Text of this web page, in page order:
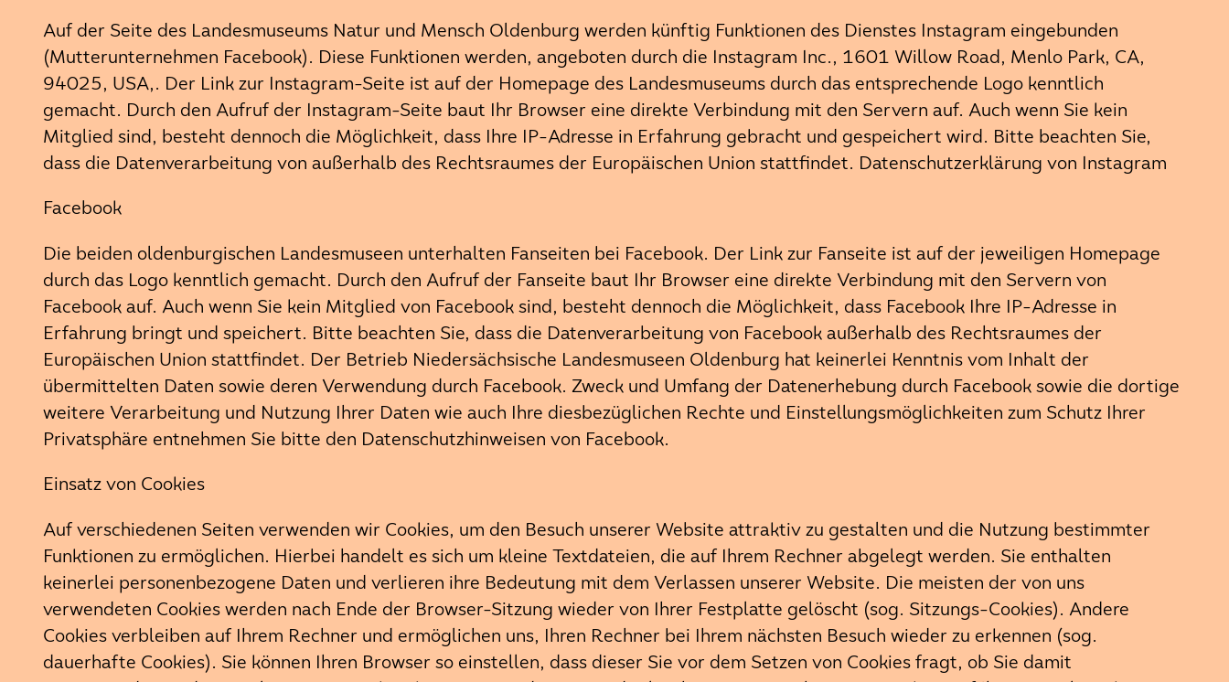
Auf der Seite des Landesmuseums Natur und Mensch Oldenburg werden künftig Funktionen des Dienstes Instagram eingebunden
(Mutterunternehmen Facebook). Diese Funktionen werden, angeboten durch die Instagram Inc., 1601 Willow Road, Menlo Park, CA,
94025, USA,. Der Link zur Instagram-Seite ist auf der Homepage des Landesmuseums durch das entsprechende Logo kenntlich
gemacht. Durch den Aufruf der Instagram-Seite baut Ihr Browser eine direkte Verbindung mit den Servern auf. Auch wenn Sie kein
Mitglied sind, besteht dennoch die Möglichkeit, dass Ihre IP-Adresse in Erfahrung gebracht und gespeichert wird. Bitte beachten Sie,
dass die Datenverarbeitung von außerhalb des Rechtsraumes der Europäischen Union stattfindet. Datenschutzerklärung von Instagram
Facebook
Die beiden oldenburgischen Landesmuseen unterhalten Fanseiten bei Facebook. Der Link zur Fanseite ist auf der jeweiligen Homepage
durch das Logo kenntlich gemacht. Durch den Aufruf der Fanseite baut Ihr Browser eine direkte Verbindung mit den Servern von
Facebook auf. Auch wenn Sie kein Mitglied von Facebook sind, besteht dennoch die Möglichkeit, dass Facebook Ihre IP-Adresse in
Erfahrung bringt und speichert. Bitte beachten Sie, dass die Datenverarbeitung von Facebook außerhalb des Rechtsraumes der
Europäischen Union stattfindet. Der Betrieb Niedersächsische Landesmuseen Oldenburg hat keinerlei Kenntnis vom Inhalt der
übermittelten Daten sowie deren Verwendung durch Facebook. Zweck und Umfang der Datenerhebung durch Facebook sowie die dortige
weitere Verarbeitung und Nutzung Ihrer Daten wie auch Ihre diesbezüglichen Rechte und Einstellungsmöglichkeiten zum Schutz Ihrer
Privatsphäre entnehmen Sie bitte den Datenschutzhinweisen von Facebook.
Einsatz von Cookies
Auf verschiedenen Seiten verwenden wir Cookies, um den Besuch unserer Website attraktiv zu gestalten und die Nutzung bestimmter
Funktionen zu ermöglichen. Hierbei handelt es sich um kleine Textdateien, die auf Ihrem Rechner abgelegt werden. Sie enthalten
keinerlei personenbezogene Daten und verlieren ihre Bedeutung mit dem Verlassen unserer Website. Die meisten der von uns
verwendeten Cookies werden nach Ende der Browser-Sitzung wieder von Ihrer Festplatte gelöscht (sog. Sitzungs-Cookies). Andere
Cookies verbleiben auf Ihrem Rechner und ermöglichen uns, Ihren Rechner bei Ihrem nächsten Besuch wieder zu erkennen (sog.
dauerhafte Cookies). Sie können Ihren Browser so einstellen, dass dieser Sie vor dem Setzen von Cookies fragt, ob Sie damit